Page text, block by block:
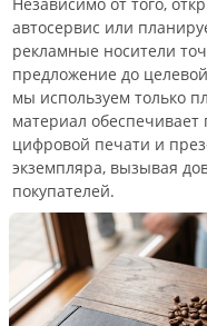
автосервис или
рекламные носители
предложение до
мы используем только
материал
цифровой печати и
экземпляра, вызывая
покупателей.